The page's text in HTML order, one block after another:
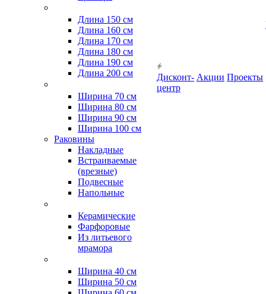
Длина 150 см
Длина 160 см
Длина 170 см
Длина 180 см
Длина 190 см
Длина 200 см
Ширина 70 см
Ширина 80 см
Ширина 90 см
Ширина 100 см
Раковины
Накладные
Встраиваемые
(врезные)
Подвесные
Напольные
Керамические
Фарфоровые
Из литьевого
мрамора
Ширина 40 см
Ширина 50 см
Дисконт-
центр
Акции Проекты